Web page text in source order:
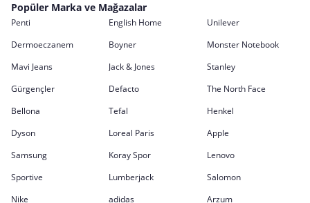
Popüler Marka ve Mağazalar
Penti English Home
Unilever
Dermoeczanem
Boyner
Monster Notebook
Mavi Jeans
Jack & Jones
Stanley
Gürgençler
Defacto
The North Face
Bellona
Tefal
Henkel
Dyson
Loreal Paris
Apple
Samsung
Koray Spor
Lenovo
Sportive
Lumberjack
Salomon
Nike
adidas Arzum